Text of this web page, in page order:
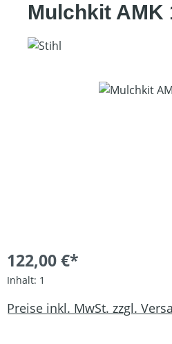
Mulchkit AMK
Bildergalerie überspringen
122,00 €*
Inhalt: 1
Preise inkl. MwSt. zzgl.